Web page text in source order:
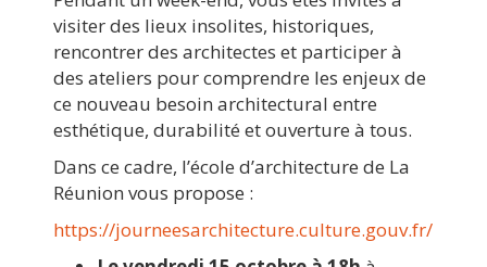
visiter des lieux insolites, historiques,
rencontrer des architectes et participer à
des ateliers pour comprendre les enjeux de
ce nouveau besoin architectural entre
esthétique, durabilité et ouverture à tous.
Dans ce cadre, l’école d’architecture de La
Réunion vous propose :
https://journeesarchitecture.culture.gouv.fr/